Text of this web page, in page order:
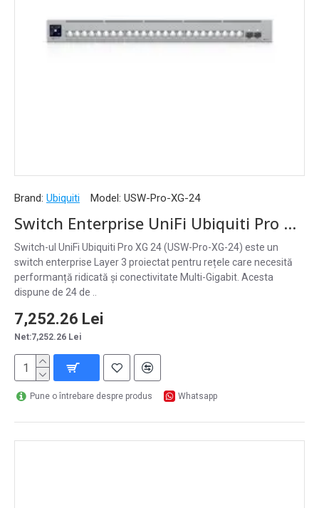
Brand: Ubiquiti Model: USW-Pro-XG-24
Switch Enterprise UniFi Ubiquiti Pro XG, 24 Porturi Multi-Gigabit și 2 Porturi 25G SFP28, USW-Pro-XG-24
Switch-ul UniFi Ubiquiti Pro XG 24 (USW-Pro-XG-24) este un
switch enterprise Layer 3 proiectat pentru rețele care necesită
performanță ridicată și conectivitate Multi-Gigabit. Acesta
dispune de 24 de ..
7,252.26 Lei
Net:7,252.26 Lei
Pune o întrebare despre produs Whatsapp